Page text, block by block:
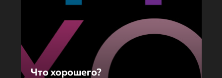
Что хорошего?